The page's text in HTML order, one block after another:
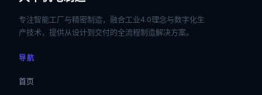
专注智能工厂与精密制造，融合工业4.0理念与数字化生
产技术，提供从设计到交付的全流程制造解决方案。
导航
首页